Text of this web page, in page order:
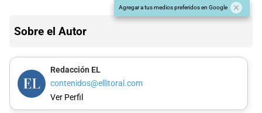
Agregar a tus medios preferidos en Google
Sobre el Autor
Redacción EL
contenidos@ellitoral.com
Ver Perfil